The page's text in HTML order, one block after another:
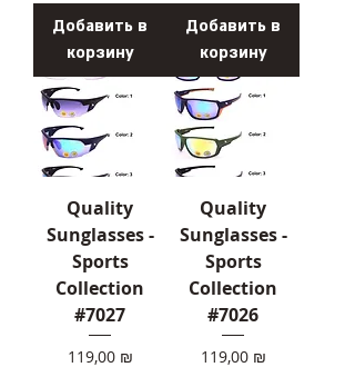
Добавить в
корзину
Добавить в
корзину
Quality
Sunglasses -
Sports
Collection
#7027
Цена
119,00 ₪
Quality
Sunglasses -
Sports
Collection
#7026
Цена
119,00 ₪